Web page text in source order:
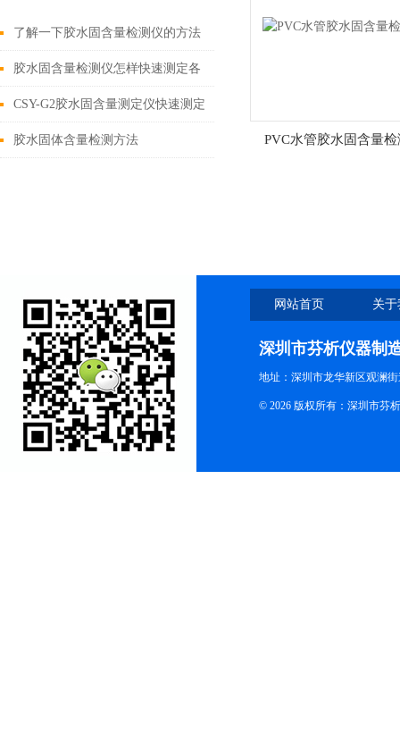
了解一下胶水固含量检测仪的方法
及步骤吧
胶水固含量检测仪怎样快速测定各
类胶水的固含量
CSY-G2胶水固含量测定仪快速测定
各类胶水的固含量
胶水固体含量检测方法 PVC水管胶水固含量检
网站首页 关
深圳市芬析仪器制
地址：深圳市龙华新区观澜
© 2026 版权所有：深圳市芬